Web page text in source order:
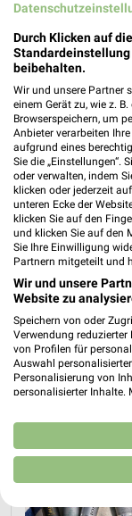
Müller
03.08.
Parfümerie
Gültig von 03.
📅
GESCHENKIDEEN FÜR
Durch Klicken auf
beibehalten.
Wir und unsere Partner
einem Gerät zu, wie z.
Browserspeichern, um
Anbieter verarbeiten
aufgrund eines
Sie die „Einstellungen“.
oder verwalten, indem
klicken oder jederzeit
unteren Ecke der
klicken Sie auf den
und klicken Sie auf den
Sie Ihre Einwilligung
Partnern mitgeteilt und
Wir und unsere
Website zu
Speichern von oder
Verwendung reduzierter
von Profilen für
Auswahl
Personalisierung von
personalisierter Inhalte.
Kombinationen von
Verbesserung der
von Inhalten.
Daten können
USA gesendet werden.
Website/App.